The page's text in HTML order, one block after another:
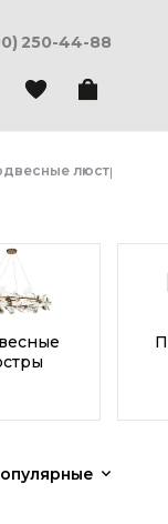
250-44-88
люстры